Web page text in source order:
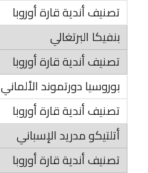
تصنيف أندية قارة أوروبا
بنفيكا البرتغالي
تصنيف أندية قارة أوروبا
بوروسيا دورتموند الألماني
تصنيف أندية قارة أوروبا
أتلتيكو مدريد الإسباني
تصنيف أندية قارة أوروبا